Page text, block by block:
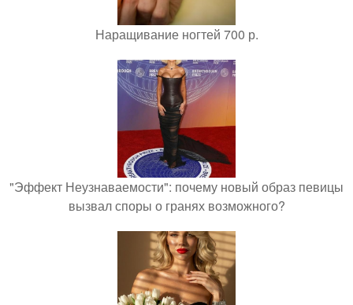
Наращивание ногтей 700 р.
"Эффект Неузнаваемости": почему новый образ певицы
вызвал споры о гранях возможного?